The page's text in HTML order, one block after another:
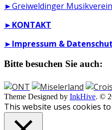
►Greiweldinger Musikverein
►KONTAKT
►Impressum &
Bitte besuchen Sie auch:
Theme Designed by InkHive. ©
This website uses cookies